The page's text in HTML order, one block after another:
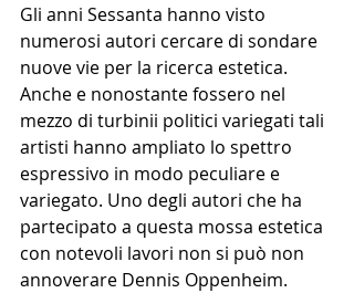
Gli anni Sessanta hanno visto
numerosi autori cercare di sondare
nuove vie per la ricerca estetica.
Anche e nonostante fossero nel
mezzo di turbinii politici variegati tali
artisti hanno ampliato lo spettro
espressivo in modo peculiare e
variegato. Uno degli autori che ha
partecipato a questa mossa estetica
con notevoli lavori non si può non
annoverare Dennis Oppenheim.